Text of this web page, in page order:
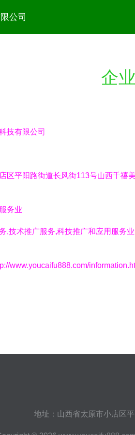
公司
企
技有限公司
区平阳路街道长风街113号山西千禧
务业
,技术推广服务,科技推广和应用服务
www.youcaifu888.com/
地址：山西省太原市小店区